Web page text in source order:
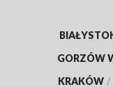
GORZÓW
KRAKÓW /